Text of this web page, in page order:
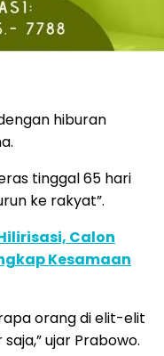
hiburan
tinggal 65 hari
ke rakyat”.
Calon
Kesamaan
orang di elit-elit
ujar Prabowo.